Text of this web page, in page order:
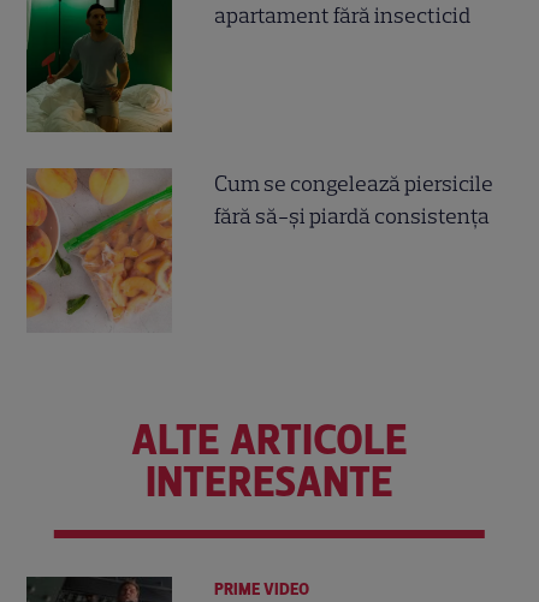
apartament fără insecticid
Cum se congelează piersicile
fără să-și piardă consistența
ALTE ARTICOLE
INTERESANTE
PRIME VIDEO